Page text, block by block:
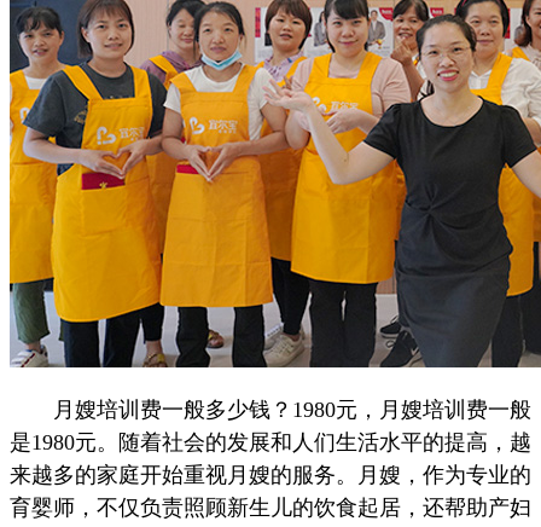
月嫂培训费一般多少钱？1980元，月嫂培训费一般
是1980元。随着社会的发展和人们生活水平的提高，越
来越多的家庭开始重视月嫂的服务。月嫂，作为专业的
育婴师，不仅负责照顾新生儿的饮食起居，还帮助产妇